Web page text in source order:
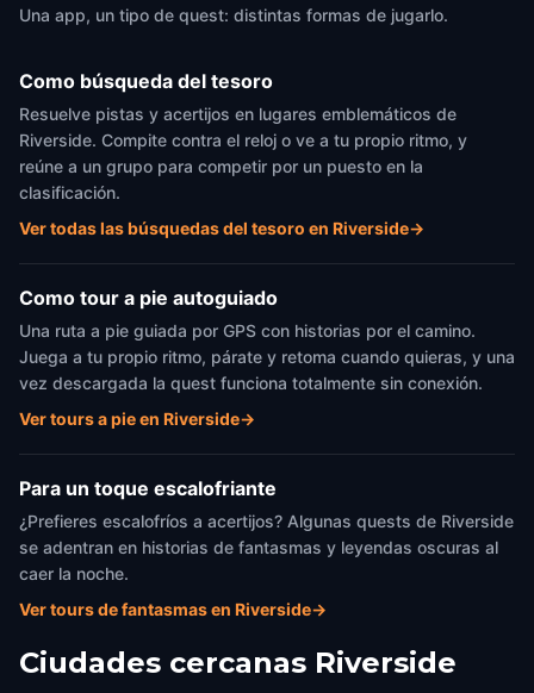
Una app, un tipo de quest: distintas formas de jugarlo.
Como búsqueda del tesoro
Resuelve pistas y acertijos en lugares emblemáticos de
Riverside. Compite contra el reloj o ve a tu propio ritmo, y
reúne a un grupo para competir por un puesto en la
clasificación.
Ver todas las búsquedas del tesoro en Riverside→
Como tour a pie autoguiado
Una ruta a pie guiada por GPS con historias por el camino.
Juega a tu propio ritmo, párate y retoma cuando quieras, y una
vez descargada la quest funciona totalmente sin conexión.
Ver tours a pie en Riverside→
Para un toque escalofriante
¿Prefieres escalofríos a acertijos? Algunas quests de Riverside
se adentran en historias de fantasmas y leyendas oscuras al
caer la noche.
Ver tours de fantasmas en Riverside→
Ciudades cercanas Riverside